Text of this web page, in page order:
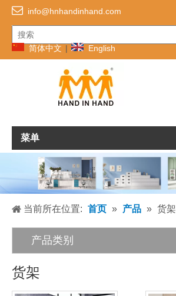
 info@hnhandinhand.com
简体中文 | English
菜单
当前所在位置: 首页 » 产品 » 货架
产品类别
货架